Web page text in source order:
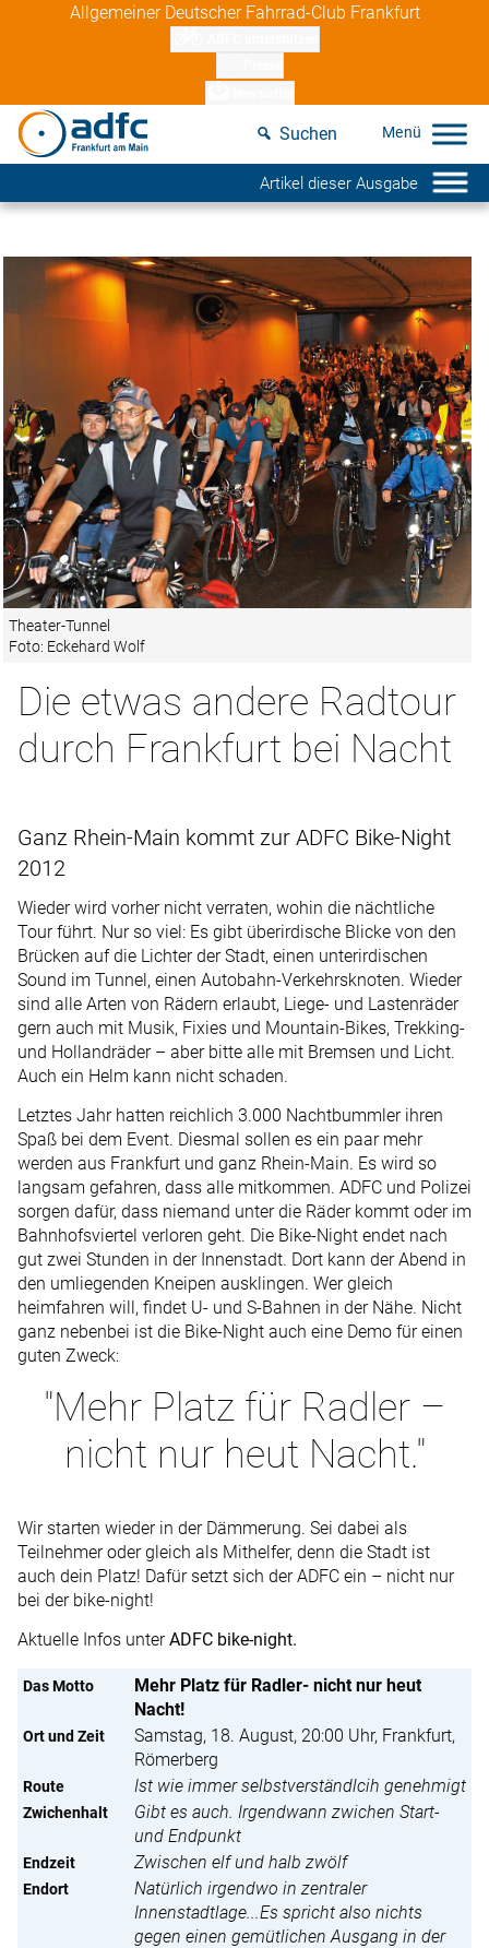
Allgemeiner Deutscher Fahrrad-Club Frankfurt
Suchen
Artikel dieser Ausgabe
Theater-Tunnel
Foto: Eckehard Wolf
Die etwas andere Radtour
durch Frankfurt bei Nacht
Ganz Rhein-Main kommt zur ADFC Bike-Night
2012
Wieder wird vorher nicht verraten, wohin die nächtliche
Tour führt. Nur so viel: Es gibt überirdische Blicke von den
Brücken auf die Lichter der Stadt, einen unterirdischen
Sound im Tunnel, einen Autobahn-Verkehrsknoten. Wieder
sind alle Arten von Rädern erlaubt, Liege- und Lastenräder
gern auch mit Musik, Fixies und Mountain-Bikes, Trekking-
und Hollandräder – aber bitte alle mit Bremsen und Licht.
Auch ein Helm kann nicht schaden.
Letztes Jahr hatten reichlich 3.000 Nachtbummler ihren
Spaß bei dem Event. Diesmal sollen es ein paar mehr
werden aus Frankfurt und ganz Rhein-Main. Es wird so
langsam gefahren, dass alle mitkommen. ADFC und Polizei
sorgen dafür, dass niemand unter die Räder kommt oder im
Bahnhofsviertel verloren geht. Die Bike-Night endet nach
gut zwei Stunden in der Innenstadt. Dort kann der Abend in
den umliegenden Kneipen ausklingen. Wer gleich
heimfahren will, findet U- und S-Bahnen in der Nähe. Nicht
ganz nebenbei ist die Bike-Night auch eine Demo für einen
guten Zweck:
"Mehr Platz für Radler –
nicht nur heut Nacht."
Wir starten wieder in der Dämmerung. Sei dabei als
Teilnehmer oder gleich als Mithelfer, denn die Stadt ist
auch dein Platz! Dafür setzt sich der ADFC ein – nicht nur
bei der bike-night!
Aktuelle Infos unterADFC bike-night.
Das Motto
Mehr Platz für Radler- nicht nur heut
Nacht!
Ort und Zeit
Samstag, 18. August, 20:00 Uhr, Frankfurt,
Römerberg
Route Ist wie immer selbstverständlcih genehmigt
Zwichenhalt
Gibt es auch. Irgendwann zwichen Start-
und Endpunkt
Endzeit Zwischen elf und halb zwölf
Endort
Natürlich irgendwo in zentraler
Innenstadtlage...Es spricht also nichts
gegen einen gemütlichen Ausgang in der